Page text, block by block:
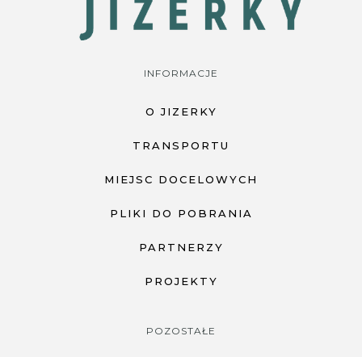
INFORMACJE
O JIZERKY
TRANSPORTU
MIEJSC DOCELOWYCH
PLIKI DO POBRANIA
PARTNERZY
PROJEKTY
POZOSTAŁE